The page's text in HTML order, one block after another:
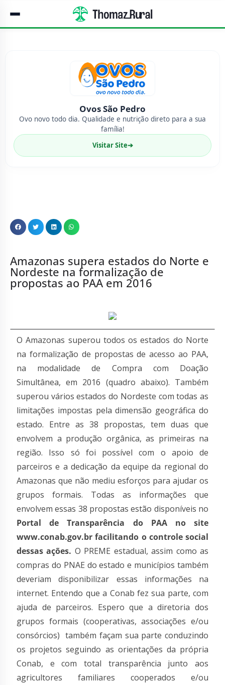
Ovos São Pedro
Ovo novo todo dia. Qualidade e nutrição direto para a sua
família!
Visitar Site➔
Amazonas supera estados do Norte e
Nordeste na formalização de
propostas ao PAA em 2016
O Amazonas superou todos os estados do Norte
na formalização de propostas de acesso ao PAA,
na modalidade de Compra com Doação
Simultânea, em 2016 (quadro abaixo). Também
superou vários estados do Nordeste com todas as
limitações impostas pela dimensão geográfica do
estado. Entre as 38 propostas, tem duas que
envolvem a produção orgânica, as primeiras na
região. Isso só foi possível com o apoio de
parceiros e a dedicação da equipe da regional do
Amazonas que não mediu esforços para ajudar os
grupos formais. Todas as informações que
envolvem essas 38 propostas estão disponíveis no
Portal de Transparência do PAA no site
www.conab.gov.br facilitando o controle social
dessas ações. O PREME estadual, assim como as
compras do PNAE do estado e municípios também
deveriam disponibilizar essas informações na
internet. Entendo que a Conab fez sua parte, com
ajuda de parceiros. Espero que a diretoria dos
grupos formais (cooperativas, associações e/ou
consórcios) também façam sua parte conduzindo
os projetos seguindo as orientações da própria
Conab, e com total transparência junto aos
agricultores familiares cooperados e/ou